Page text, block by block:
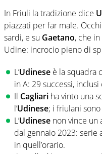
In Friuli la tradizione dice
piazzati per far male.
sardi, e su Gaetano, che
Udine: incrocio pieno di
L’Udinese è la squadra
in A: 29 successi,
Il Cagliari ha vinto una
l’Udinese; i friulani
L’Udinese non vince
dal gennaio 2023: serie
in quell’orario.